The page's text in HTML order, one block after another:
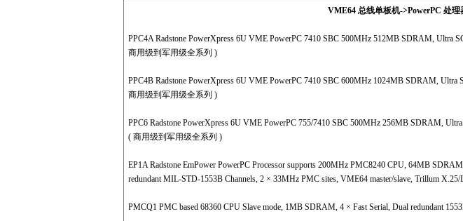
VME64 总线单板机->PowerPC 处理
PPC4A Radstone PowerXpress 6U VME PowerPC 7410 SBC 500MHz 512MB SDRAM, Ultra
商用级到军用级全系列 )
PPC4B Radstone PowerXpress 6U VME PowerPC 7410 SBC 600MHz 1024MB SDRAM, Ultra
商用级到军用级全系列 )
PPC6 Radstone PowerXpress 6U VME PowerPC 755/7410 SBC 500MHz 256MB SDRAM,
( 商用级到军用级全系列 )
EP1A Radstone EmPower PowerPC Processor supports 200MHz PMC8240 CPU, 64MB
redundant MIL-STD-1553B Channels, 2 × 33MHz PMC sites, VME64 master/slave, Trillum
PMCQ1 PMC based 68360 CPU Slave mode, 1MB SDRAM, 4 × Fast Serial, Dual redundant